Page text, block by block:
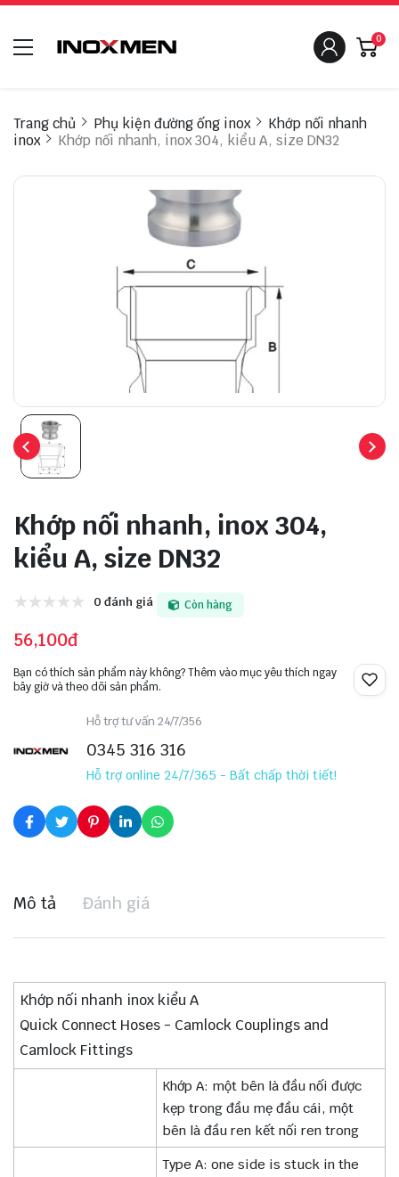
0
Trang chủ Phụ kiện đường ống inox
Khớp nối nhanh
inox
Khớp nối nhanh, inox 304, kiểu A, size DN32
Khớp nối nhanh, inox 304,
kiểu A, size DN32
0 đánh giá Còn hàng
56,100đ
Bạn có thích sản phẩm này không? Thêm vào mục yêu thích ngay
bây giờ và theo dõi sản phẩm.
Hỗ trợ tư vấn 24/7/356
0345 316 316
Hỗ trợ online 24/7/365 - Bất chấp thời tiết!
Mô tả Đánh giá
Khớp nối nhanh inox kiểu A
Quick Connect Hoses - Camlock Couplings and
Camlock Fittings
Khớp A: một bên là đầu nối được
kẹp trong đầu mẹ đầu cái, một
bên là đầu ren kết nối ren trong
Type A: one side is stuck in the